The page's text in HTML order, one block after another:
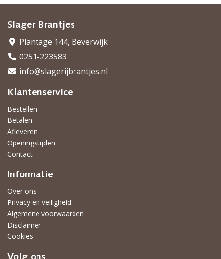
Slager Brantjes
Plantage 144, Beverwijk
0251-223583
info@slagerijbrantjes.nl
Klantenservice
Bestellen
Betalen
Afleveren
Openingstijden
Contact
Informatie
Over ons
Privacy en veiligheid
Algemene voorwaarden
Disclaimer
Cookies
Volg ons